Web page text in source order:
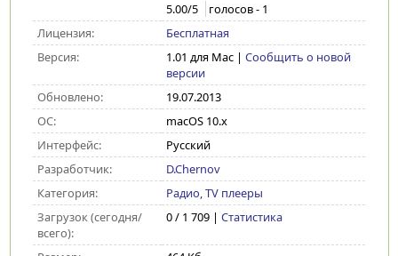
5.00/5 голосов - 1
Лицензия:
Бесплатная
Версия:
1.01 для Mac| Сообщить о новой
версии
Обновлено:
19.07.2013
ОС:
macOS 10.x
Интерфейс:
Русский
Разработчик:
D.Chernov
Категория:
Радио, TV плееры
Загрузок (сегодня/
всего):
0 / 1 709 | Статистика